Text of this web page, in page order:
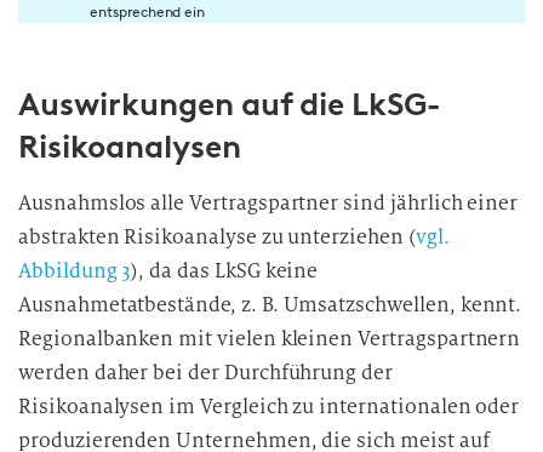
l
i
n
g
i
n
d
i
e
entsprechend ein
Auswirkungen auf die LkSG-
Risikoanalysen
Ausnahmslos alle Vertragspartner sind jährlich einer
abstrakten Risikoanalyse zu unterziehen (vgl.
Abbildung 3), da das LkSG keine
Ausnahmetatbestände, z. B. Umsatzschwellen, kennt.
Regionalbanken mit vielen kleinen Vertragspartnern
werden daher bei der Durchführung der
Risikoanalysen im Vergleich zu internationalen oder
produzierenden Unternehmen, die sich meist auf